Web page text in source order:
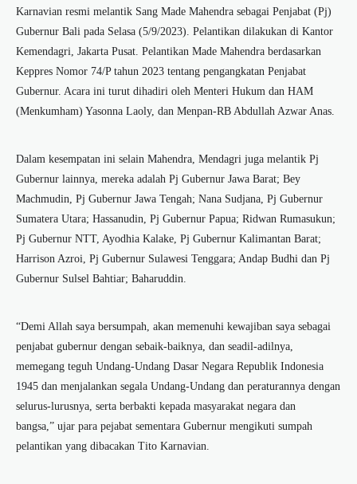
Karnavian resmi melantik Sang Made Mahendra sebagai Penjabat (Pj)
Gubernur Bali pada Selasa (5/9/2023). Pelantikan dilakukan di Kantor
Kemendagri, Jakarta Pusat. Pelantikan Made Mahendra berdasarkan
Keppres Nomor 74/P tahun 2023 tentang pengangkatan Penjabat
Gubernur. Acara ini turut dihadiri oleh Menteri Hukum dan HAM
(Menkumham) Yasonna Laoly, dan Menpan-RB Abdullah Azwar Anas.
Dalam kesempatan ini selain Mahendra, Mendagri juga melantik Pj
Gubernur lainnya, mereka adalah Pj Gubernur Jawa Barat; Bey
Machmudin, Pj Gubernur Jawa Tengah; Nana Sudjana, Pj Gubernur
Sumatera Utara; Hassanudin, Pj Gubernur Papua; Ridwan Rumasukun;
Pj Gubernur NTT, Ayodhia Kalake, Pj Gubernur Kalimantan Barat;
Harrison Azroi, Pj Gubernur Sulawesi Tenggara; Andap Budhi dan Pj
Gubernur Sulsel Bahtiar; Baharuddin.
“Demi Allah saya bersumpah, akan memenuhi kewajiban saya sebagai
penjabat gubernur dengan sebaik-baiknya, dan seadil-adilnya,
memegang teguh Undang-Undang Dasar Negara Republik Indonesia
1945 dan menjalankan segala Undang-Undang dan peraturannya dengan
selurus-lurusnya, serta berbakti kepada masyarakat negara dan
bangsa,” ujar para pejabat sementara Gubernur mengikuti sumpah
pelantikan yang dibacakan Tito Karnavian.